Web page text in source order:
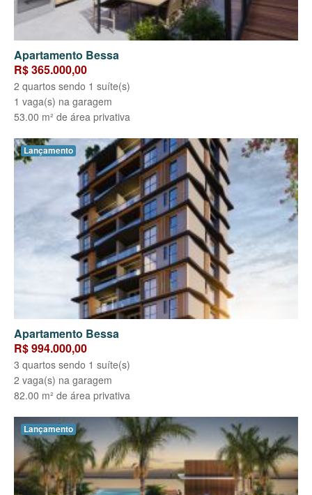
Apartamento Bessa
R$ 365.000,00
2 quartos sendo 1 suíte(s)
1 vaga(s) na garagem
53.00 m² de área privativa
Lançamento
Apartamento Bessa
R$ 994.000,00
3 quartos sendo 1 suíte(s)
2 vaga(s) na garagem
82.00 m² de área privativa
Lançamento